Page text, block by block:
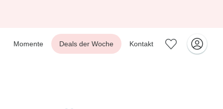
Momente Deals der Woche Kontakt